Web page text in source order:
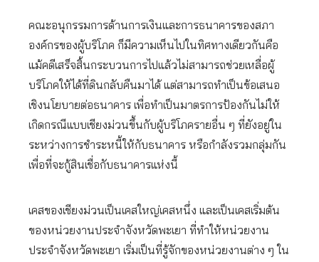
คณะอนุกรรมการด้านการเงินและการธนาคารของสภา
องค์กรของผู้บริโภค ก็มีความเห็นไปในทิศทางเดียวกันคือ
แม้คดีเสร็จสิ้นกระบวนการไปแล้วไม่สามารถช่วยเหลื่อผู้
บริโภคให้ได้ที่ดินกลับคืนมาได้ แต่สามารถทำเป็นข้อเสนอ
เชิงนโยบายต่อธนาคาร เพื่อทำเป็นมาตรการป้องกันไม่ให้
เกิดกรณีแบบเชียงม่วนขึ้นกับผู้บริโภครายอื่น ๆ ที่ยังอยู่ใน
ระหว่างการชำระหนี้ให้กับธนาคาร หรือกำลังรวมกลุ่มกัน
เพื่อที่จะกู้สินเชื่อกับธนาคารแห่งนี้
เคสของเชียงม่วนเป็นเคสใหญ่เคสหนึ่ง และเป็นเคสเริ่มต้น
ของหน่วยงานประจำจังหวัดพะเยา ที่ทำให้หน่วยงาน
ประจำจังหวัดพะเยา เริ่มเป็นที่รู้จักของหน่วยงานต่าง ๆ ใน